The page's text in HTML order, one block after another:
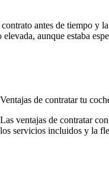
antes de tiempo y la
aunque estaba
Ventajas de contratar tu
Las ventajas de contratar
los servicios incluidos y la